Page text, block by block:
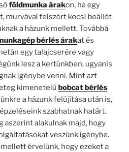
földmunka árakon, ha egy
murvával felszórt kocsi beállót
a házunk mellett. Továbbá
bérlés árakat és
egy talajcserére vagy
lesz a kertünkben, ugyanis
igénybe venni. Mint azt
kimenetelű bobcat bérlés
a házunk felújítása után is,
szabhatnak határt.
aszerint alakulnak majd, hogy
veszünk igénybe.
érvelünk, hogy ezeket a